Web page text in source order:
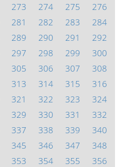
273 274 275
276
281 282 283
284
289 290 291
292
297 298 299
300
305 306 307
308
313 314 315
316
321 322 323
324
329 330 331
332
337 338 339
340
345 346 347
348
353 354 355 356